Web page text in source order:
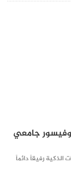
جامعي
الذكية رفيقاً دائماً